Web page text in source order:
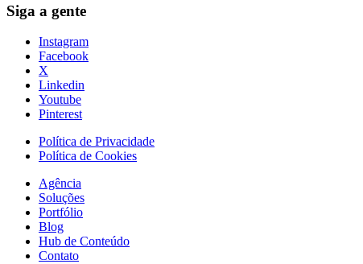
Siga a gente
Instagram
Facebook
X
Linkedin
Youtube
Pinterest
Política de Privacidade
Política de Cookies
Agência
Soluções
Portfólio
Blog
Hub de Conteúdo
Contato